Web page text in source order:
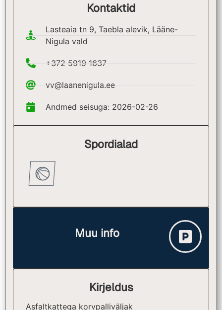
Kontaktid
Lasteaia tn 9, Taebla alevik, Lääne-
Nigula vald
+372 5919 1637
vv@laanenigula.ee
Andmed seisuga: 2026-02-26
Spordialad
Muu info
Kirjeldus
Asfaltkattega korvpalliväljak